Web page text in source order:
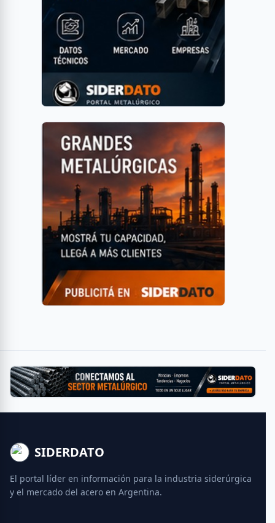
SIDERDATO
El portal líder en información para la industria siderúrgica
y el mercado del acero en Argentina.